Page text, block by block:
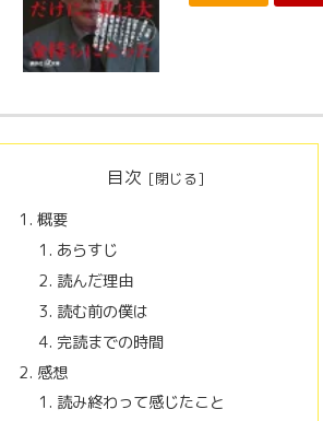
目次
概要
あらすじ
読んだ理由
読む前の僕は
完読までの時間
感想
読み終わって感じたこと